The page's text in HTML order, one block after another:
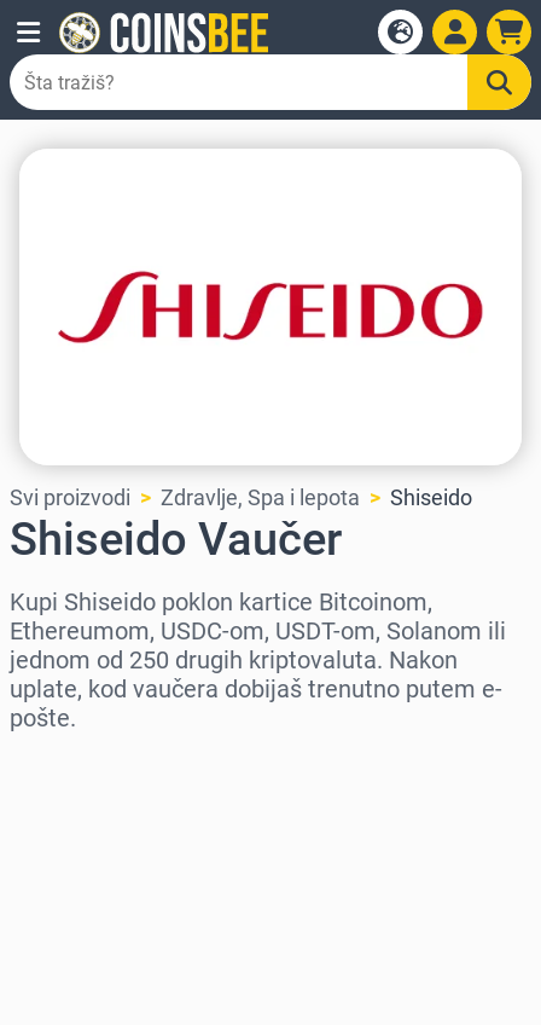
Svi proizvodi Zdravlje, Spa i lepota Shiseido
Shiseido Vaučer
Kupi Shiseido poklon kartice Bitcoinom,
Ethereumom, USDC-om, USDT-om, Solanom ili
jednom od 250 drugih kriptovaluta. Nakon
uplate, kod vaučera dobijaš trenutno putem e-
pošte.